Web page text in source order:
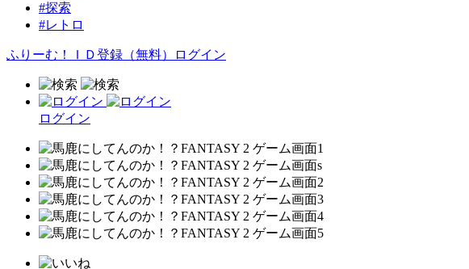
#探索
#レトロ
ふりーむ！ＩＤ登録（無料） ログイン
ログイン